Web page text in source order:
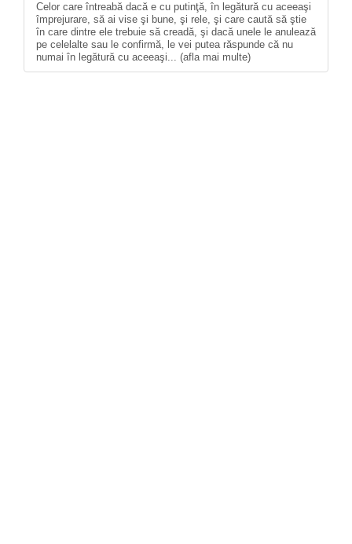
Celor care întreabă dacă e cu putinţă, în legătură cu aceeaşi
împrejurare, să ai vise şi bune, şi rele, şi care caută să ştie
în care dintre ele trebuie să creadă, şi dacă unele le anulează
pe celelalte sau le confirmă, le vei putea răspunde că nu
numai în legătură cu aceeaşi... (afla mai multe)